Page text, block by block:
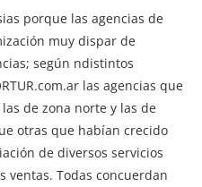
porque las agencias de
muy dispar de
según ndistintos
las agencias que
de zona norte y las de
otras que habían crecido
de diversos servicios
ventas. Todas concuerdan